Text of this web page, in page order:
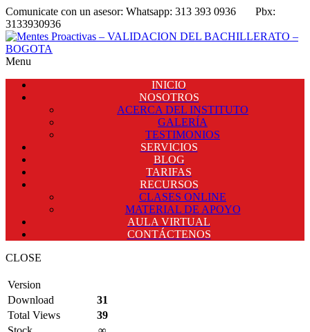
Comunicate con un asesor: Whatsapp: 313 393 0936 Pbx:
3133930936
Menu
INICIO
NOSOTROS
ACERCA DEL INSTITUTO
GALERÍA
TESTIMONIOS
SERVICIOS
BLOG
TARIFAS
RECURSOS
CLASES ONLINE
MATERIAL DE APOYO
AULA VIRTUAL
CONTÁCTENOS
CLOSE
Version
Download
31
Total Views
39